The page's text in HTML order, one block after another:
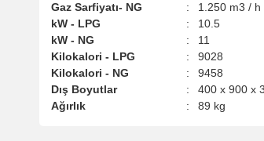
Gaz Sarfiyatı- NG
:
1.250 m3 / h
kW - LPG
:
10.5
kW - NG
:
11
Kilokalori - LPG
:
9028
Kilokalori - NG
:
9458
Dış Boyutlar
:
400 x 900 x
Ağırlık
: 89 kg